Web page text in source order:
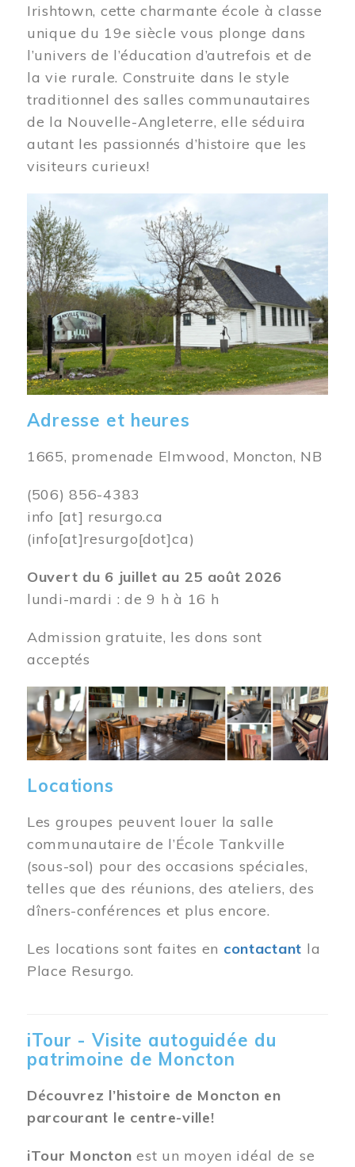
Irishtown, cette charmante école à classe
unique du 19e siècle vous plonge dans
l’univers de l’éducation d’autrefois et de
la vie rurale. Construite dans le style
traditionnel des salles communautaires
de la Nouvelle-Angleterre, elle séduira
autant les passionnés d’histoire que les
visiteurs curieux!
Image
Adresse et heures
1665, promenade Elmwood, Moncton, NB
(506) 856-4383
info [at] resurgo.ca
(info[at]resurgo[dot]ca)
Ouvert du 6 juillet au 25 août 2026
lundi-mardi : de 9 h à 16 h
Admission gratuite, les dons sont
acceptés
Image
Locations
Les groupes peuvent louer la salle
communautaire de l’École Tankville
(sous-sol) pour des occasions spéciales,
telles que des réunions, des ateliers, des
dîners-conférences et plus encore.
Les locations sont faites en contactant la
Place Resurgo.
iTour - Visite autoguidée du
patrimoine de Moncton
Découvrez l’histoire de Moncton en
parcourant le centre-ville!
iTour Moncton est un moyen idéal de se